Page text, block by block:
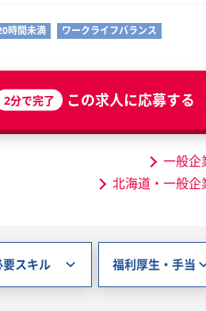
時間未満 ワークライフバランス
2分で完了 この求人に応募する
一般企
北海道・一般企
要スキル 福利厚生・手当